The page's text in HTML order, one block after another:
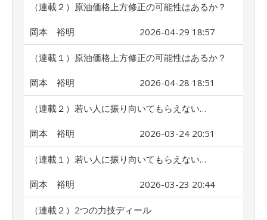
（連載２）原油価格上方修正の可能性はあるか？
岡本 裕明 2026-04-29 18:57
（連載１）原油価格上方修正の可能性はあるか？
岡本 裕明 2026-04-28 18:51
（連載２）若い人に振り向いてもらえない…
岡本 裕明 2026-03-24 20:51
（連載１）若い人に振り向いてもらえない…
岡本 裕明 2026-03-23 20:44
（連載２）2つの力技ディール